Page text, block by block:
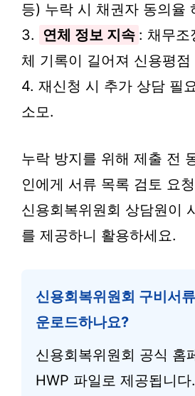
등) 누락 시 채권자 동의율
3.
연체 정보 지속 : 채무조
체 기록이 길어져 신용평점
4. 재신청 시 추가 상담 필
소모.
누락 방지를 위해 제출 전
인에게 서류 목록 검토 요
신용회복위원회 상담원이
를 제공하니 활용하세요.
신용회복위원회 구비서
운로드하나요?
신용회복위원회 공식 홈
HWP 파일로 제공됩니다.